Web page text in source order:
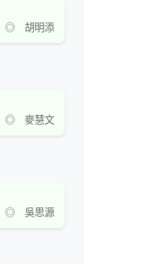
◎ 胡明添
◎ 麥慧文
◎ 吳思源